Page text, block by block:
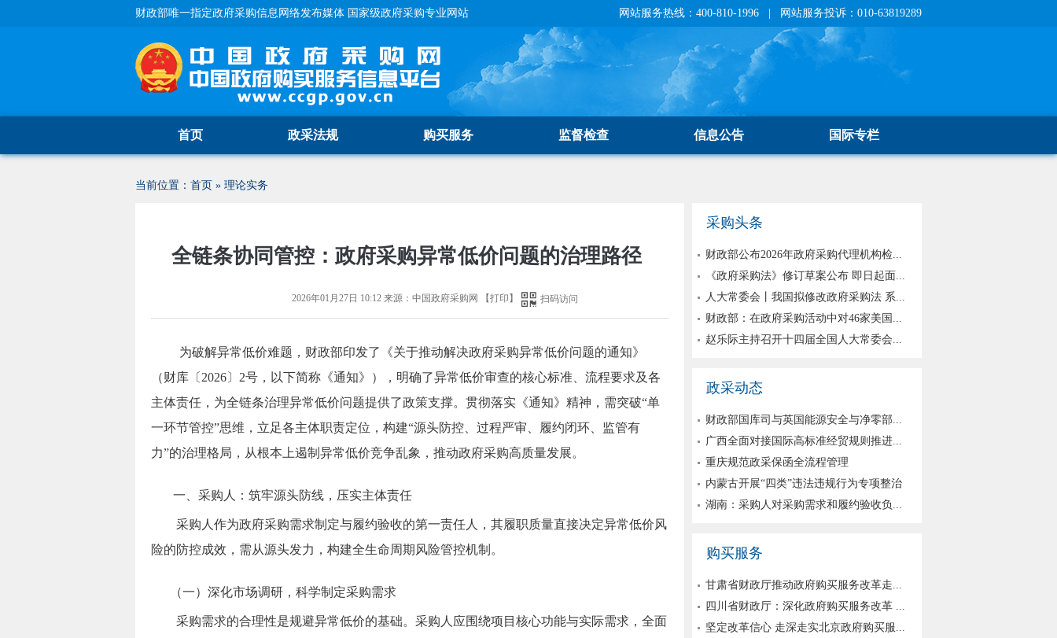
财政部唯一指定政府采购信息网络发布媒体 国家级政府采购专业网站 网站服务热线：400-810-1996 | 网站服务投诉：010-63819289
首页 政采法规 购买服务 监督检查 信息公告 国际专栏
当前位置： 首页 » 理论实务
全链条协同管控：政府采购异常低价问题的治理路径
2026年01月27日 10:12来源： 中国政府采购网 【打印 】 扫码访问
为破解异常低价难题，财政部印发了《关于推动解决政府采购异常低价问题的通知》
（财库〔 2026〕 2号，以下简称《通知》），明确了异常低价审查的核心标准、流程要求及各
主体责任，为全链条治理异常低价问题提供了政策支撑。贯彻落实《通知》精神，需突破“单
一环节管控”思维，立足各主体职责定位，构建“源头防控、过程严审、履约闭环、监管有
力”的治理格局，从根本上遏制异常低价竞争乱象，推动政府采购高质量发展。
一、采购人：筑牢源头防线，压实主体责任
采购人作为政府采购需求制定与履约验收的第一责任人，其履职质量直接决定异常低价风
险的防控成效，需从源头发力，构建全生命周期风险管控机制。
（一）深化市场调研，科学制定采购需求
采购需求的合理性是规避异常低价的基础。采购人应围绕项目核心功能与实际需求，全面
采购头条
财政部公布2026年政府采购代理机构检...
《政府采购法》修订草案公布 即日起面...
人大常委会丨我国拟修改政府采购法 系...
财政部：在政府采购活动中对46家美国...
赵乐际主持召开十四届全国人大常委会...
政采动态
财政部国库司与英国能源安全与净零部...
广西全面对接国际高标准经贸规则推进...
重庆规范政采保函全流程管理
内蒙古开展“四类”违法违规行为专项整治
湖南：采购人对采购需求和履约验收负...
购买服务
甘肃省财政厅推动政府购买服务改革走...
四川省财政厅：深化政府购买服务改革 ...
坚定改革信心 走深走实北京政府购买服...